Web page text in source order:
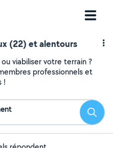
(22) et alentours
viabiliser votre terrain ?
professionnels et
!